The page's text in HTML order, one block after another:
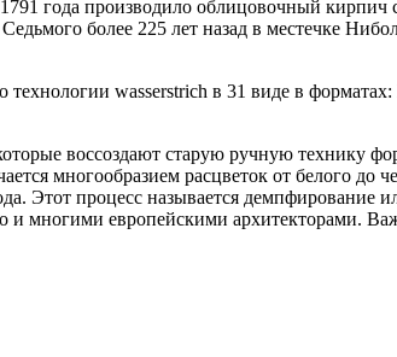
года производило облицовочный
более 225 лет назад в местечке
технологии wasserstrich в 31 виде в
воссоздают старую ручную технику
многообразием расцветок от белого до
Этот процесс называется
многими европейскими архитекторами.